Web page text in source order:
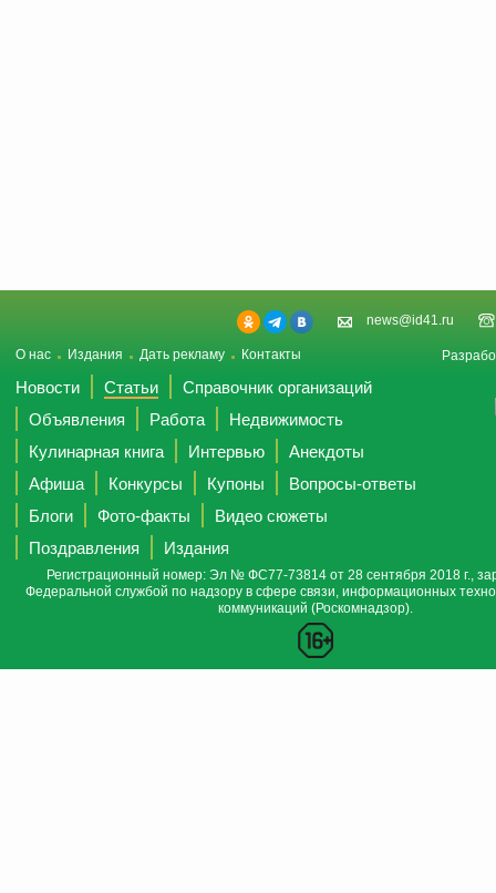
news@id41.ru
О нас Издания Дать рекламу Контакты
Новости Статьи
Справочник организаций
Объявления
Работа
Недвижимость
Кулинарная книга
Интервью
Анекдоты
Афиша
Конкурсы Купоны
Вопросы-ответы
Блоги
Фото-факты
Видео сюжеты
Поздравления
Издания
Регистрационный номер: Эл № ФС77-73814 от 28 сентября 2018 г.,
Федеральной службой по надзору в сфере связи, информационных
коммуникаций (Роскомнадзор).